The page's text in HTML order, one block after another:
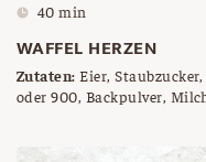
40 min
WAFFEL HERZEN
Zutaten: Eier,
oder 900, Backpulver,